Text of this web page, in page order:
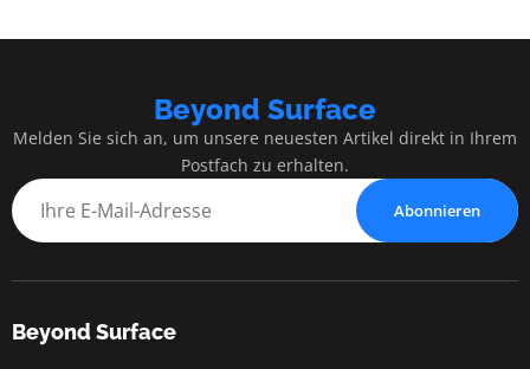
Beyond Surface
Melden Sie sich an, um unsere neuesten Artikel direkt in Ihrem
Postfach zu erhalten.
Abonnieren
Beyond Surface